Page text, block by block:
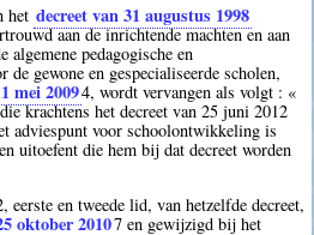
het decreet van 31 augustus 1998
aan de inrichtende machten en aan
algemene pedagogische en
de gewone en gespecialiseerde scholen,
mei 20094, wordt vervangen als volgt : «
krachtens het decreet van 25 juni 2012
adviespunt voor schoolontwikkeling is
uitoefent die hem bij dat decreet worden
en tweede lid, van hetzelfde decreet,
oktober 20107 en gewijzigd bij het